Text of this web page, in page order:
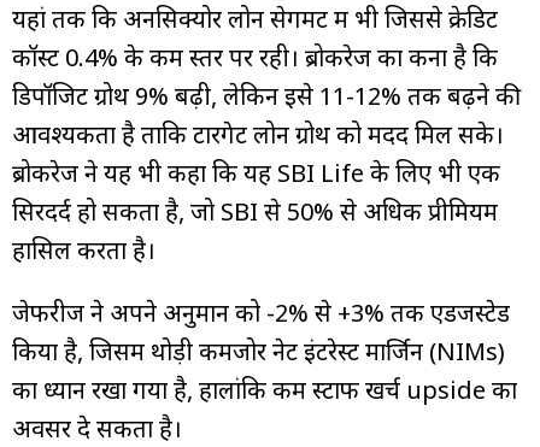
यहां तक कि अनसिक्योर लोन सेगमेंट में भी जिससे क्रेडिट
कॉस्ट 0.4% के कम स्तर पर रही। ब्रोकरेज का कना है कि
डिपॉजिट ग्रोथ 9% बढ़ी, लेकिन इसे 11-12% तक बढ़ने की
आवश्यकता है ताकि टारगेट लोन ग्रोथ को मदद मिल सके।
ब्रोकरेज ने यह भी कहा कि यह SBI Life के लिए भी एक
सिरदर्द हो सकता है, जो SBI से 50% से अधिक प्रीमियम
हासिल करता है।
जेफरीज ने अपने अनुमान को -2% से +3% तक एडजस्टेड
किया है, जिसमें थोड़ी कमजोर नेट इंटरेस्ट मार्जिन (NIMs)
का ध्यान रखा गया है, हालांकि कम स्टाफ खर्च upside का
अवसर दे सकता है।